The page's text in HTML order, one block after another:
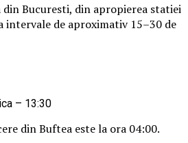
din Bucuresti, din apropierea statiei
intervale de aproximativ 15–30 de
– 13:30
din Buftea este la ora 04:00.